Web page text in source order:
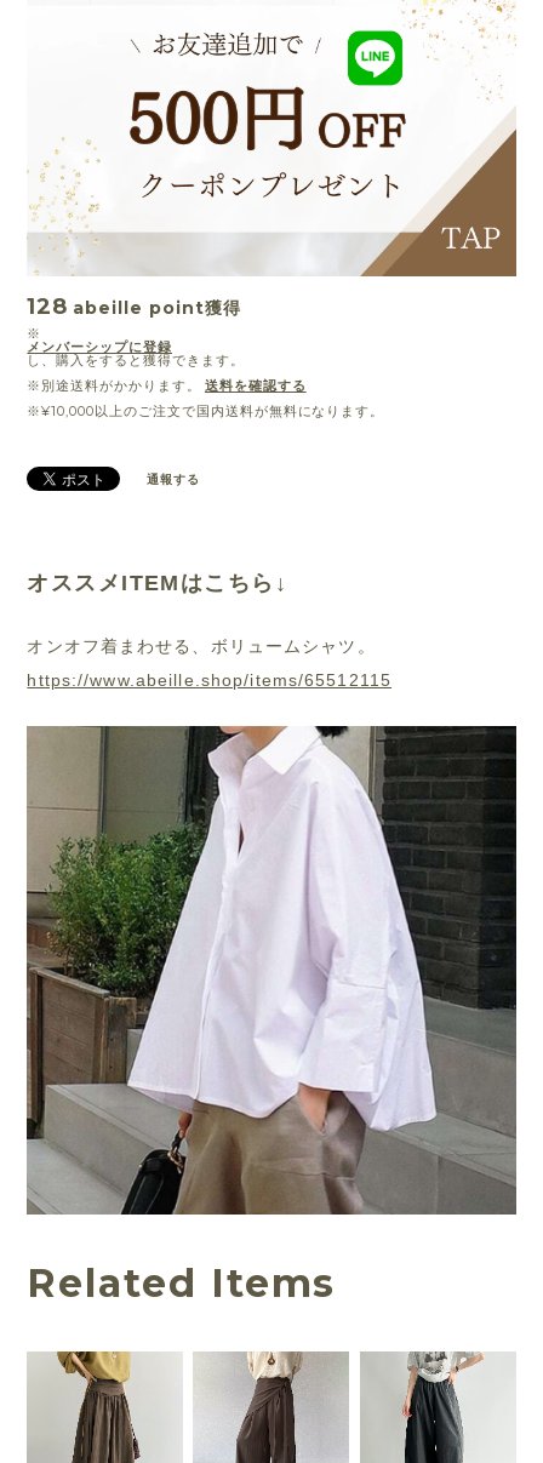
128 abeille point獲得
※
メンバーシップに登録
し、購入をすると獲得できます。
※別途送料がかかります。
送料を確認する
※¥10,000以上のご注文で国内送料が無料になります。
通報する
オススメITEMはこちら↓
オンオフ着まわせる、ボリュームシャツ。
https://www.abeille.shop/items/65512115
Related Items